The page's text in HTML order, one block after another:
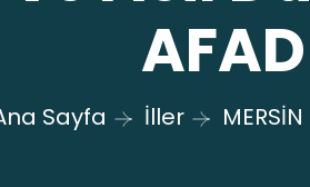
AFAD
Sayfa İller MERSİN